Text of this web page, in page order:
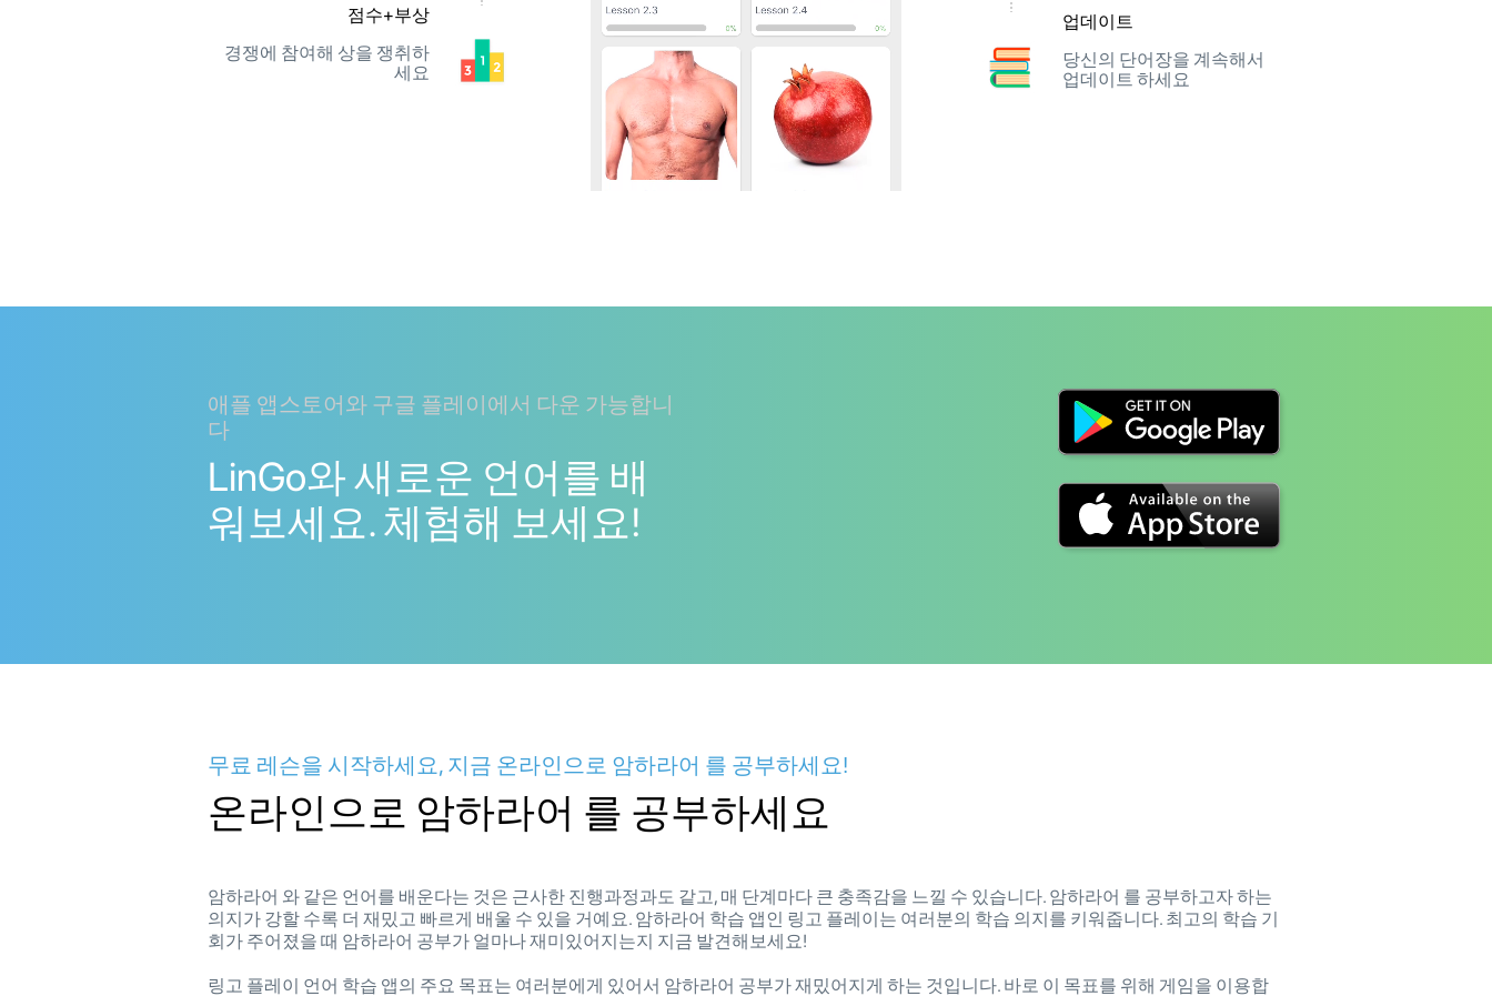
점수+부상
경쟁에 참여해 상을 쟁취하
세요
업데이트
당신의 단어장을 계속해서
업데이트 하세요
애플 앱스토어와 구글 플레이에서 다운 가능합니
다
LinGo와 새로운 언어를 배
워보세요. 체험해 보세요!
무료 레슨을 시작하세요, 지금 온라인으로 암하라어 를 공부하세요!
온라인으로 암하라어 를 공부하세요
암하라어 와 같은 언어를 배운다는 것은 근사한 진행과정과도 같고, 매 단계마다 큰 충족감을 느낄 수 있습니다. 암하라어 를 공부하고자 하는
의지가 강할 수록 더 재밌고 빠르게 배울 수 있을 거예요. 암하라어 학습 앱인 링고 플레이는 여러분의 학습 의지를 키워줍니다. 최고의 학습 기
회가 주어졌을 때 암하라어 공부가 얼마나 재미있어지는지 지금 발견해보세요!
링고 플레이 언어 학습 앱의 주요 목표는 여러분에게 있어서 암하라어 공부가 재밌어지게 하는 것입니다. 바로 이 목표를 위해 게임을 이용합